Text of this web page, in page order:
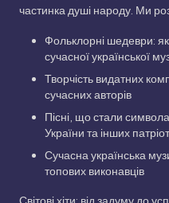
частинка душі народу. Ми
Фольклорні шедеври:
сучасної української
Творчість видатних
сучасних авторів
Пісні, що стали
України та інших
Сучасна українська
топових виконавців